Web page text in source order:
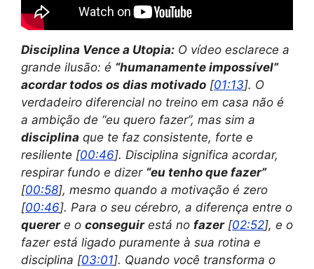
Disciplina Vence a Utopia: O vídeo esclarece a
grande ilusão: é “humanamente impossível”
acordar todos os dias motivado [01:13]. O
verdadeiro diferencial no treino em casa não é
a ambição de “eu quero fazer”, mas sim a
disciplina que te faz consistente, forte e
resiliente [00:46]. Disciplina significa acordar,
respirar fundo e dizer “eu tenho que fazer”
[00:58], mesmo quando a motivação é zero
[00:46]. Para o seu cérebro, a diferença entre o
querere o conseguirestá no fazer[02:52], e o
fazer está ligado puramente à sua rotina e
disciplina [03:01]. Quando você transforma o